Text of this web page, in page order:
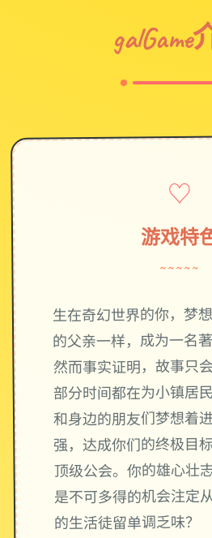
♡
游戏特
~~~~~
生在奇幻世界的你，梦
的父亲一样，成为一名
然而事实证明，故事
部分时间都在为小镇居
和身边的朋友们梦想着
强，达成你们的终极
顶级公会。你的雄心壮
是不可多得的机会注定
的生活徒留单调乏味？